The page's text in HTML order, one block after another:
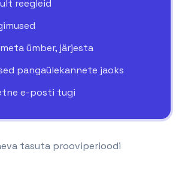
reegleid
ümber, järjesta
pangaülekannete jaoks
e-posti tugi
tasuta prooviperioodi